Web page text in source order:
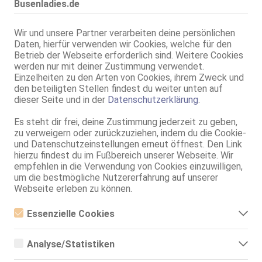
Busenladies.de
Wir und unsere Partner verarbeiten deine persönlichen
Daten, hierfür verwenden wir Cookies, welche für den
Betrieb der Webseite erforderlich sind. Weitere Cookies
werden nur mit deiner Zustimmung verwendet.
Einzelheiten zu den Arten von Cookies, ihrem Zweck und
den beteiligten Stellen findest du weiter unten auf
dieser Seite und in der Datenschutzerklärung
Es steht dir frei, deine Zustimmung jederzeit zu geben,
zu verweigern oder zurückzuziehen, indem du die Cookie-
und Datenschutzeinstellungen erneut öffnest. Den Link
hierzu findest du im Fußbereich unserer Webseite. Wir
empfehlen in die Verwendung von Cookies einzuwilligen,
um die bestmögliche Nutzererfahrung auf unserer
Webseite erleben zu können.
Essenzielle Cookies
Essenzielle Cookies sind alle notwendigen Cookies, die für den
ermöglicht werden. Die Webseite kann ohne diese Cookies nicht
Analyse/Statistiken
Analyse- bzw. Statistikcookies sind Cookies, die der Analyse der
Tönisvorst
Sofi
30 Jahre, 90D, KF 38, 1.60m, total rasiert, osteuropäisch
ZK, 69, GF6, DT, Franz b. Ihr, BV, Schmu., Kuscheln
Neuss
Lia XXL OW
Neuss
DENISA
25 Jahre, 80D, KF 34, 1.68m, total rasiert, westeuropäisch
ZK, AV, 69, GF6, DT, Franz b. Ihr, BV
17.7km, Düsseldorfer Str. 44
NINA
BDSM & Erotik Lounge STUDIO 44